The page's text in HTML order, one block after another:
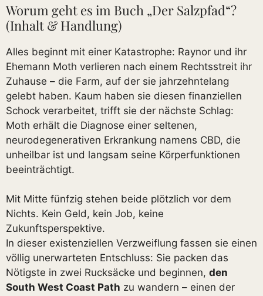
Worum geht es im Buch „Der Salzpfad“?
(Inhalt & Handlung)
Alles beginnt mit einer Katastrophe: Raynor und ihr
Ehemann Moth verlieren nach einem Rechtsstreit ihr
Zuhause – die Farm, auf der sie jahrzehntelang
gelebt haben. Kaum haben sie diesen finanziellen
Schock verarbeitet, trifft sie der nächste Schlag:
Moth erhält die Diagnose einer seltenen,
neurodegenerativen Erkrankung namens CBD, die
unheilbar ist und langsam seine Körperfunktionen
beeinträchtigt.
Mit Mitte fünfzig stehen beide plötzlich vor dem
Nichts. Kein Geld, kein Job, keine
Zukunftsperspektive.
In dieser existenziellen Verzweiflung fassen sie einen
völlig unerwarteten Entschluss: Sie packen das
Nötigste in zwei Rucksäcke und beginnen, den
South West Coast Path zu wandern – einen der